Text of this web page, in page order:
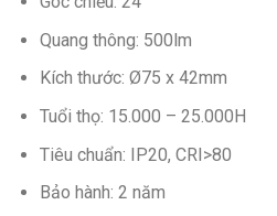
Quang thông: 500lm
Kích thước: Ø75 x 42mm
Tuổi thọ: 15.000 – 25.000H
Tiêu chuẩn: IP20, CRI>80
Bảo hành: 2 năm